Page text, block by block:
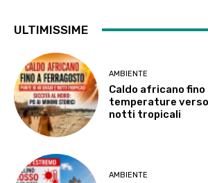
ULTIMISSIME
AMBIENTE
Caldo africano
temperature
notti tropicali
AMBIENTE